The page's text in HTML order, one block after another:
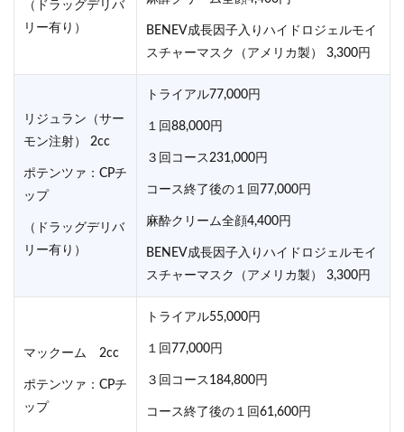
（ドラッグデリバ
リー有り）
BENEV成長因子入りハイドロジェルモイ
スチャーマスク（アメリカ製） 3,300円
リジュラン（サー
モン注射） 2cc
ポテンツァ：CPチ
ップ
（ドラッグデリバ
リー有り）
トライアル77,000円
１回88,000円
３回コース231,000円
コース終了後の１回77,000円
麻酔クリーム全顔4,400円
BENEV成長因子入りハイドロジェルモイ
スチャーマスク（アメリカ製） 3,300円
マックーム 2cc
ポテンツァ：CPチ
ップ
トライアル55,000円
１回77,000円
３回コース184,800円
コース終了後の１回61,600円